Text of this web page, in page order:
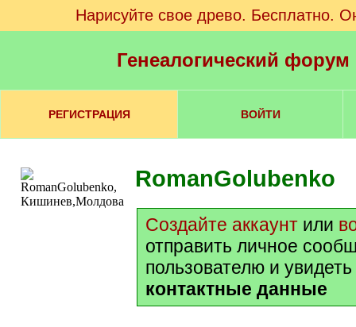
Нарисуйте свое древо. Бесплатно.
Генеалогический
РЕГИСТРАЦИЯ ВОЙТИ
RomanGolubenko
Создайте аккаунт или
отправить личное
пользователю и
контактные данные